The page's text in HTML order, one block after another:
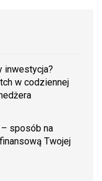
inwestycja?
w codziennej
– sposób na
Twojej